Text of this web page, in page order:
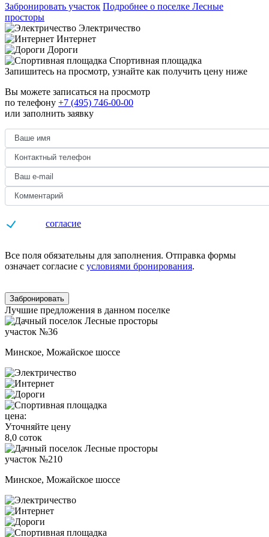
Забронировать участок Подробнее о поселке Лесные
просторы
Электричество
Интернет
Дороги
Спортивная площадка
Запишитесь на просмотр, узнайте как получить цену ниже
Вы можете записаться на просмотр
по телефону +7 (495) 746-00-00
или заполнить заявку
согласие
Все поля обязательны для заполнения. Отправка формы
означает согласие с условиями бронирования.
Забронировать
Лучшие предложения в данном поселке
участок №36
Минское, Можайское шоссе
цена:
Уточняйте цену
8,0 соток
участок №210
Минское, Можайское шоссе